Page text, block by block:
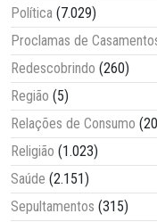
Política (7.029)
Proclamas de
Redescobrindo (260)
Região (5)
Relações de Consumo
Religião (1.023)
Saúde (2.151)
Sepultamentos (315)